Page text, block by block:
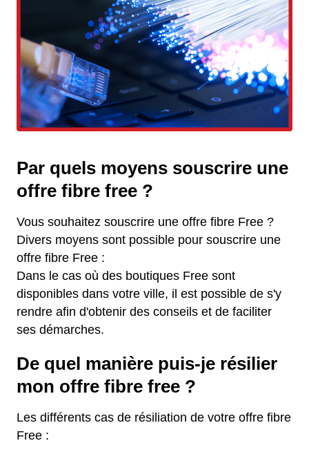
Par quels moyens souscrire une
offre fibre free ?
Vous souhaitez souscrire une offre fibre Free ?
Divers moyens sont possible pour souscrire une
offre fibre Free :
Dans le cas où des boutiques Free sont
disponibles dans votre ville, il est possible de s'y
rendre afin d'obtenir des conseils et de faciliter
ses démarches.
De quel manière puis-je résilier
mon offre fibre free ?
Les différents cas de résiliation de votre offre fibre
Free :